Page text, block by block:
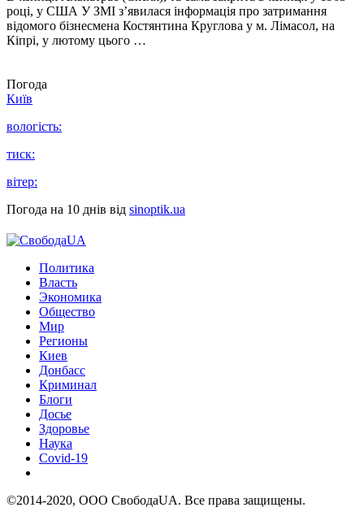
році, у США У ЗМІ з’явилася інформація про затримання
відомого бізнесмена Костянтина Круглова у м. Лімасол, на
Кіпрі, у лютому цього …
Погода
Київ
вологість:
тиск:
вітер:
Погода на 10 днів від sinoptik.ua
Политика
Власть
Экономика
Общество
Мир
Регионы
Киев
Донбасс
Криминал
Блоги
Досье
Здоровье
Наука
Covid-19
©2014-2020, ООО СвободаUA. Все права защищены.